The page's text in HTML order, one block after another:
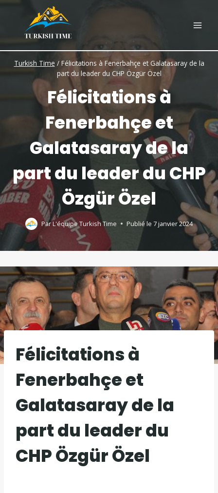
content
Turkish Time / Félicitations à Fenerbahçe et Galatasaray de la
part du leader du CHP Özgür Özel
Félicitations à
Fenerbahçe et
Galatasaray de la
part du leader du CHP
Özgür Özel
ParL'équipe Turkish Time Publié le 7 janvier 2024
Félicitations à
Fenerbahçe et
Galatasaray de la
part du leader du
CHP Özgür Özel